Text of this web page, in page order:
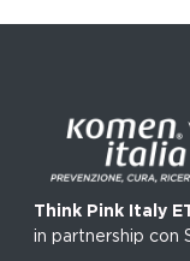
Think Pink Italy
in partnership con